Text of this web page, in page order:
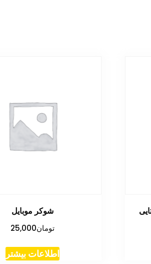
شوکر موبایل
تومان25,000
اطلاعات بیشتر